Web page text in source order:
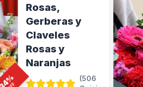
%
OFF
Gerberas
Rosas, Rosas
Fucsia y
Claveles Rojos
Opiniones)